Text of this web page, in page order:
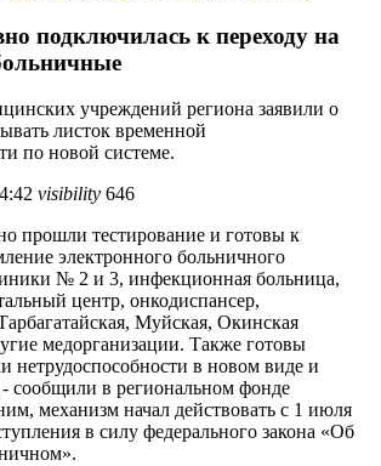
подключилась к переходу на
учреждений региона заявили о
листок временной
по новой системе.
visibility 646
прошли тестирование и готовы к
электронного больничного
№ 2 и 3, инфекционная больница,
центр, онкодиспансер,
Муйская, Окинская
медорганизации. Также готовы
нетрудоспособности в новом виде и
сообщили в региональном фонде
механизм начал действовать с 1 июля
в силу федерального закона «Об